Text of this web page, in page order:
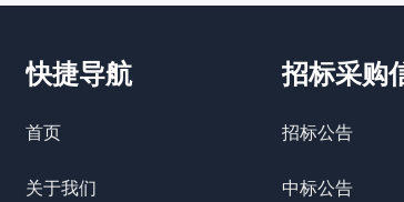
快捷导航
首页
关于我们
招标公告
中标公告
招标采购